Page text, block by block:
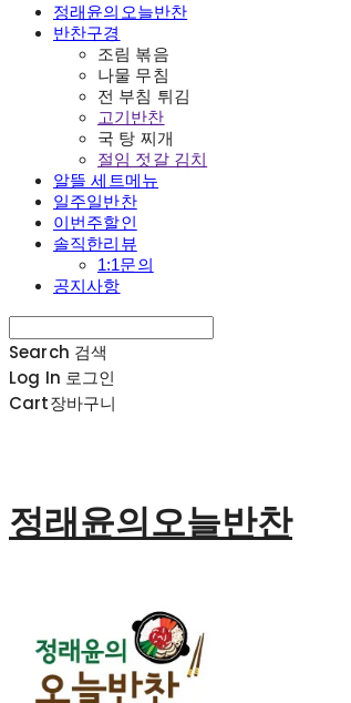
정래윤의오늘반찬
반찬구경
조림 볶음
나물 무침
전 부침 튀김
고기반찬
국 탕 찌개
절임 젓갈 김치
알뜰 세트메뉴
일주일반찬
이번주할인
솔직한리뷰
1:1문의
공지사항
Search 검색
Log In 로그인
Cart장바구니
정래윤의오늘반찬